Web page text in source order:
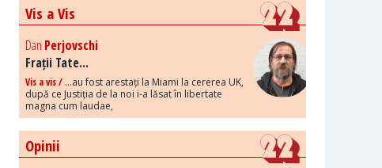
Vis a Vis
Dan Perjovschi
Frații Tate...
Vis a vis / ...au fost arestați la Miami la cererea UK,
după ce Justiția de la noi i-a lăsat în libertate
magna cum laudae,
Opinii